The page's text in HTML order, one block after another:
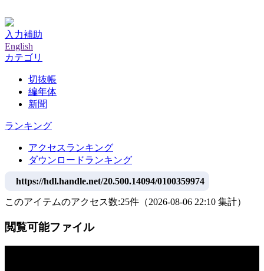
入力補助
English
カテゴリ
切抜帳
編年体
新聞
ランキング
アクセスランキング
ダウンロードランキング
https://hdl.handle.net/20.500.14094/0100359974
このアイテムのアクセス数:25件 （2026-08-06 22:10 集計）
閲覧可能ファイル